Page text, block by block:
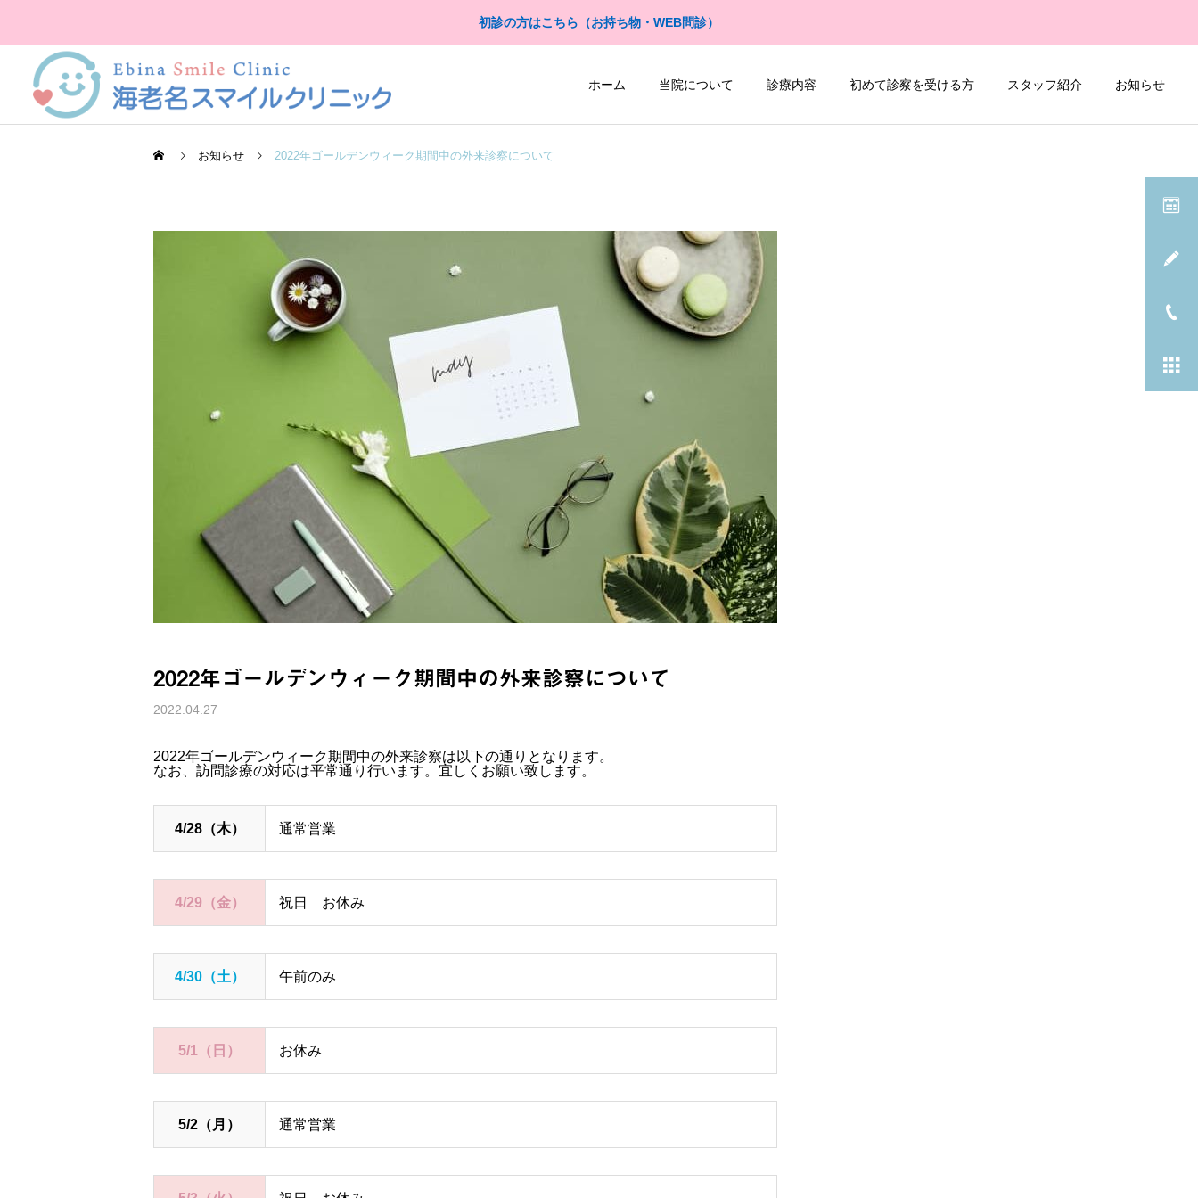
初診の方はこちら（お持ち物・WEB問診）
ホーム 当院について 診療内容 初めて診察を受ける方 スタッフ紹介 お知らせ
当院紹介
院長あいさつ
当院紹介
三富崇弘医師プロフィール
当院紹介
三條丹星医師プロフィール 中島健寛先生プロフィール
超音波検査
X線検査
お知らせ 2022年ゴールデンウィーク期間中の外来診察について
2022年ゴールデンウィーク期間中の外来診察について
2022.04.27
2022年ゴールデンウィーク期間中の外来診察は以下の通りとなります。
なお、訪問診療の対応は平常通り行います。宜しくお願い致します。
4/28（木） 通常営業
4/29（金） 祝日 お休み
4/30（土） 午前のみ
5/1（日） お休み
5/2（月） 通常営業